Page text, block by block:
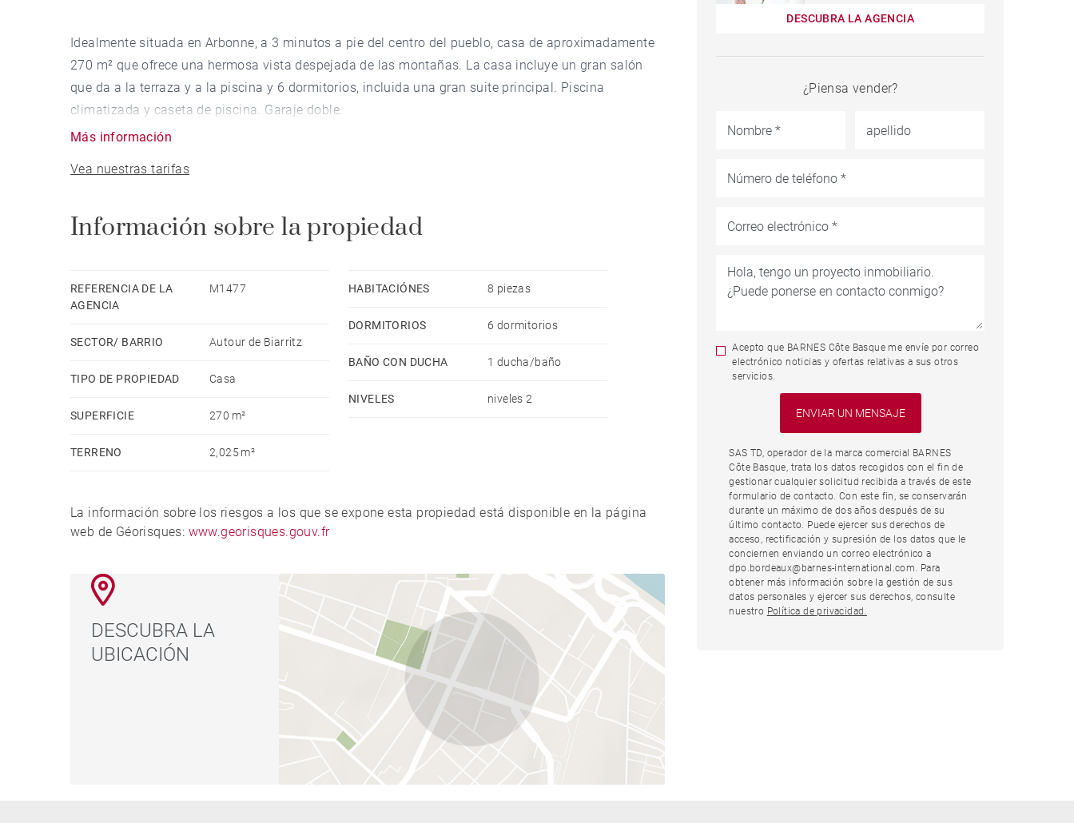
Idealmente situada en Arbonne, a 3 minutos a pie del centro del pueblo, casa de aproximadamente
270 m² que ofrece una hermosa vista despejada de las montañas. La casa incluye un gran salón
que da a la terraza y a la piscina y 6 dormitorios, incluida una gran suite principal. Piscina
climatizada y caseta de piscina. Garaje doble.
Más información
Vea nuestras tarifas
Información sobre la propiedad
REFERENCIA DE LA
AGENCIA
M1477
SECTOR/ BARRIO Autour de Biarritz
TIPO DE PROPIEDAD Casa
SUPERFICIE 270 m²
TERRENO 2,025 m²
HABITACIÓNES 8 piezas
DORMITORIOS 6 dormitorios
BAÑO CON DUCHA 1 ducha/baño
NIVELES niveles 2
La información sobre los riesgos a los que se expone esta propiedad está disponible en la página
web de Géorisques: www.georisques.gouv.fr
DESCUBRA LA
UBICACIÓN
DESCUBRA LA AGENCIA
¿Piensa vender?
Acepto que BARNES Côte Basque me envíe por correo
electrónico noticias y ofertas relativas a sus otros
servicios.
SAS TD, operador de la marca comercial BARNES
Côte Basque, trata los datos recogidos con el fin de
gestionar cualquier solicitud recibida a través de este
formulario de contacto. Con este fin, se conservarán
durante un máximo de dos años después de su
último contacto. Puede ejercer sus derechos de
acceso, rectificación y supresión de los datos que le
conciernen enviando un correo electrónico a
dpo.bordeaux@barnes-international.com. Para
obtener más información sobre la gestión de sus
datos personales y ejercer sus derechos, consulte
nuestro Política de privacidad.